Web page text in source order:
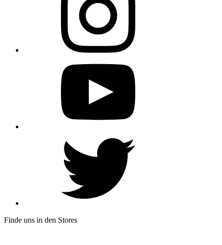
Finde uns in den Stores